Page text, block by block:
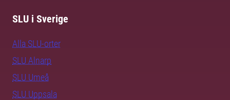
SLU i Sverige
Alla SLU-orter
SLU Alnarp
SLU Umeå
SLU Uppsala